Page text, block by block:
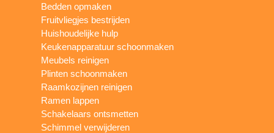
Bedden opmaken
Fruitvliegjes bestrijden
Huishoudelijke hulp
Keukenapparatuur schoonmaken
Meubels reinigen
Plinten schoonmaken
Raamkozijnen reinigen
Ramen lappen
Schakelaars ontsmetten
Schimmel verwijderen